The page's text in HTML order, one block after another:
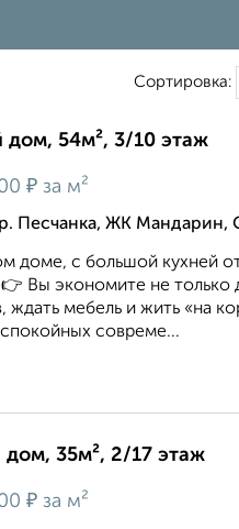
Сортировка:
дом, 54м², 3/10 этаж
₽ за м²
Песчанка, ЖК Мандарин,
доме, c большой кухней
Вы экономите не только
ждать мебель и жить «на
совреме...
дом, 35м², 2/17 этаж
₽ за м²